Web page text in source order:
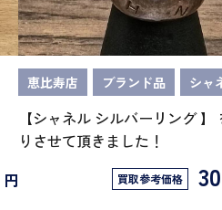
円
恵比寿店 ブランド品 シャ
【シャネル シルバーリング 】
りさせて頂きました！
買取参考価格